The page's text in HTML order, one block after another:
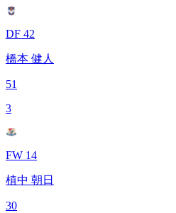
DF 42
橋本 健人
51
3
FW 14
植中 朝日
30